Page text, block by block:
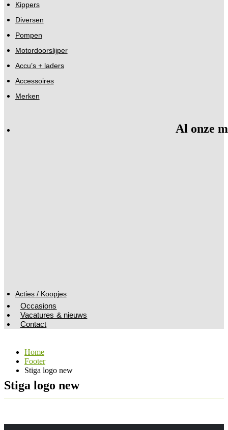
Kippers
Diversen
Pompen
Motordoorslijper
Accu’s + laders
Accessoires
Merken
Al onze
Acties / Koopjes
Occasions
Vacatures & nieuws
Contact
Home
Footer
Stiga logo new
Stiga logo new